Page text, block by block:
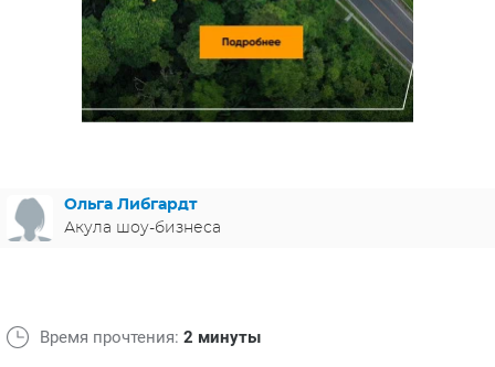
МЕЛОДРАМЫ
ИСПАНИЯ
ГЕРМАНИЯ
СВЕТСКИЕ НОВОСТИ
СПОЙЛЕРЫ ИЗ СЕРИАЛОВ
Ольга Либгардт
Акула шоу-бизнеса
Время прочтения: 2 минуты